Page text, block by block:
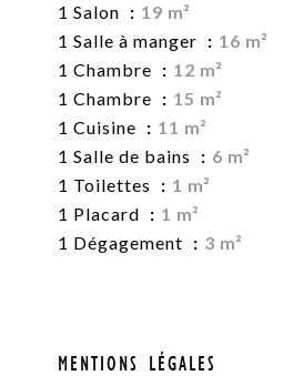
1 Salon
19 m²
1 Salle à manger
16 m²
1 Chambre
12 m²
1 Chambre
15 m²
1 Cuisine
11 m²
1 Salle de bains
6 m²
1 Toilettes
1 m²
1 Placard
1 m²
1 Dégagement
3 m²
MENTIONS LÉGALES